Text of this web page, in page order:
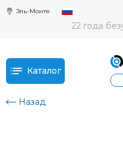
Эль-Монте
22 года
Каталог
Назад